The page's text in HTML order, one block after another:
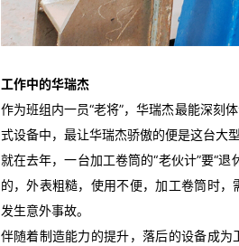
工作中的华瑞杰
作为班组内一员“老将”，华瑞杰最能深刻
式设备中，最让华瑞杰骄傲的便是这台大
就在去年，一台加工卷筒的“老伙计”要“
的，外表粗糙，使用不便，加工卷筒时
发生意外事故。
伴随着制造能力的提升，落后的设备成